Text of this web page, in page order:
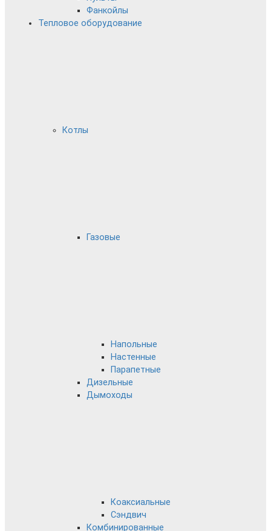
Фанкойлы
Тепловое оборудование
Котлы
Газовые
Напольные
Настенные
Парапетные
Дизельные
Дымоходы
Коаксиальные
Сэндвич
Комбинированные